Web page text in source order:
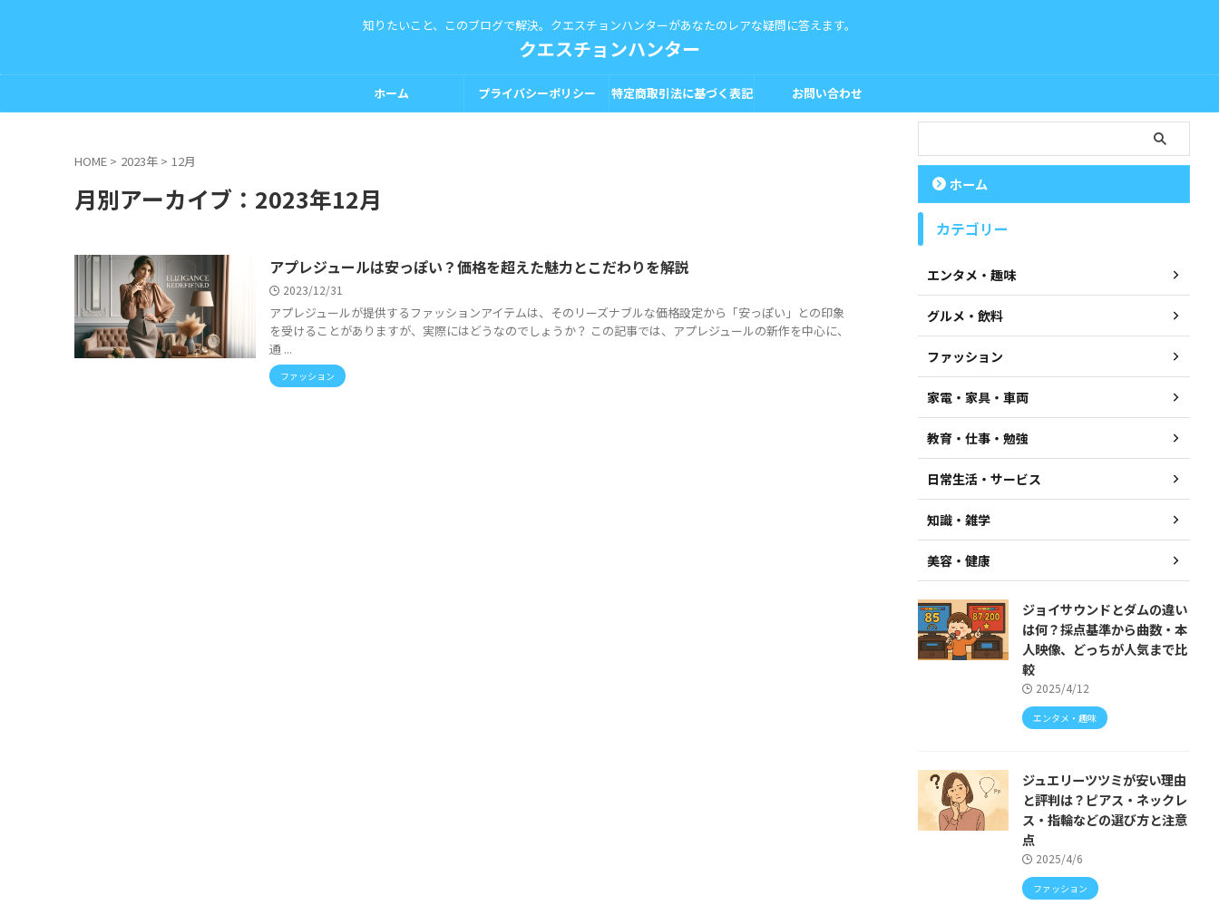
知りたいこと、このブログで解決。クエスチョンハンターがあなたのレアな疑問に答えます。
クエスチョンハンター
ホーム プライバシーポリシー 特定商取引法に基づく表記 お問い合わせ
HOME > 2023年 > 12月
月別アーカイブ：2023年12月
アプレジュールは安っぽい？価格を超えた魅力とこだわりを解説
2023/12/31
アプレジュールが提供するファッションアイテムは、そのリーズナブルな価格設定から「安っぽい」との印象
を受けることがありますが、実際にはどうなのでしょうか？ この記事では、アプレジュールの新作を中心に、
通 ...
ファッション
ホーム
カテゴリー
エンタメ・趣味
グルメ・飲料
ファッション
家電・家具・車両
教育・仕事・勉強
日常生活・サービス
知識・雑学
美容・健康
ジョイサウンドとダムの違い
は何？採点基準から曲数・本
人映像、どっちが人気まで比
較
2025/4/12
エンタメ・趣味
ジュエリーツツミが安い理由
と評判は？ピアス・ネックレ
ス・指輪などの選び方と注意
点
2025/4/6
ファッション